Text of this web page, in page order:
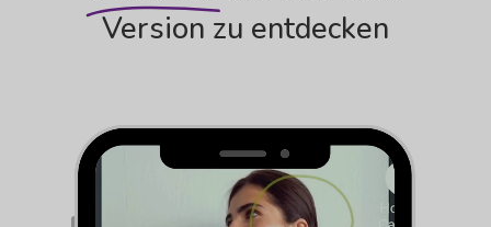
Version zu entdecken